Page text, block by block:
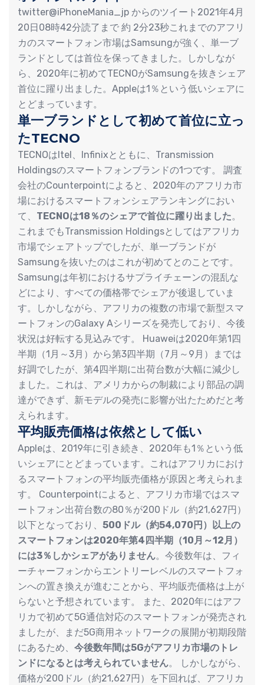
twitter@iPhoneMania_jp からのツイート2021年4月
20日08時42分読了まで 約 2分23秒これまでのアフリ
カのスマートフォン市場はSamsungが強く、単一ブ
ランドとしては首位を保ってきました。しかしなが
ら、2020年に初めてTECNOがSamsungを抜きシェア
首位に躍り出ました。Appleは1％という低いシェアに
とどまっています。
単一ブランドとして初めて首位に立っ
たTECNO
TECNOはItel、Infinixとともに、Transmission
Holdingsのスマートフォンブランドの1つです。 調査
会社のCounterpointによると、2020年のアフリカ市
場におけるスマートフォンシェアランキングにおい
て、 TECNOは18％のシェアで首位に躍り出ました。
これまでもTransmission Holdingsとしてはアフリカ
市場でシェアトップでしたが、単一ブランドが
Samsungを抜いたのはこれが初めてとのことです。
Samsungは年初におけるサプライチェーンの混乱な
どにより、すべての価格帯でシェアが後退していま
す。しかしながら、アフリカの複数の市場で新型スマ
ートフォンのGalaxy Aシリーズを発売しており、今後
状況は好転する見込みです。 Huaweiは2020年第1四
半期（1月～3月）から第3四半期（7月～9月）までは
好調でしたが、第4四半期に出荷台数が大幅に減少し
ました。これは、アメリカからの制裁により部品の調
達ができず、新モデルの発売に影響が出たためだと考
えられます。
平均販売価格は依然として低い
Appleは、2019年に引き続き、2020年も1％という低
いシェアにとどまっています。これはアフリカにおけ
るスマートフォンの平均販売価格が原因と考えられま
す。 Counterpointによると、アフリカ市場ではスマ
ートフォン出荷台数の80％が200ドル（約21,627円）
以下となっており、 500ドル（約54,070円）以上の
スマートフォンは2020年第4四半期（10月～12月）
には3％しかシェアがありません。今後数年は、フィ
ーチャーフォンからエントリーレベルのスマートフォ
ンへの置き換えが進むことから、平均販売価格は上が
らないと予想されています。 また、2020年にはアフ
リカで初めて5G通信対応のスマートフォンが発売され
ましたが、まだ5G商用ネットワークの展開が初期段階
にあるため、 今後数年間は5Gがアフリカ市場のトレ
ンドになるとは考えられていません。 しかしながら、
価格が200ドル（約21,627円）を下回れば、アフリカ